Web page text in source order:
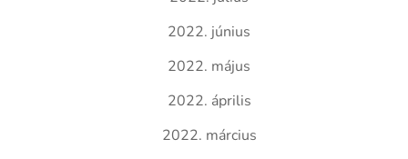
2022. június
2022. május
2022. április
2022. március